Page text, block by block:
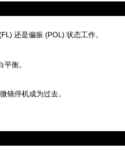
还是偏振 (POL) 状态工作。
衡。
镜停机成为过去。